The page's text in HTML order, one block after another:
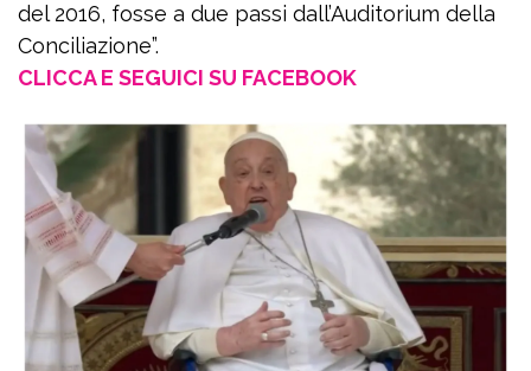
del 2016, fosse a due passi dall’Auditorium della
Conciliazione”.
CLICCA E SEGUICI SU FACEBOOK